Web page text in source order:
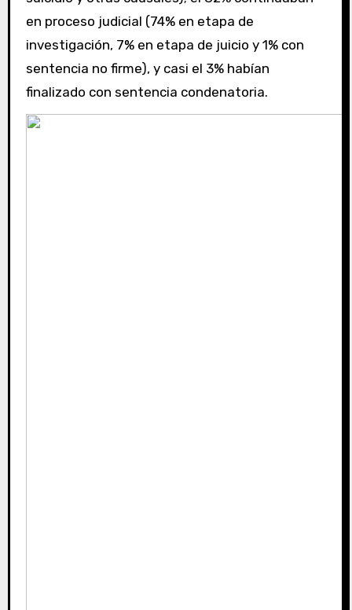
en proceso judicial (74% en etapa de
investigación, 7% en etapa de juicio y 1% con
sentencia no firme), y casi el 3% habían
finalizado con sentencia condenatoria.